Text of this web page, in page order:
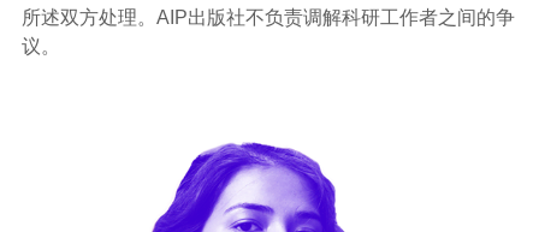
所述双方处理。AIP出版社不负责调解科研工作者之间的争
议。